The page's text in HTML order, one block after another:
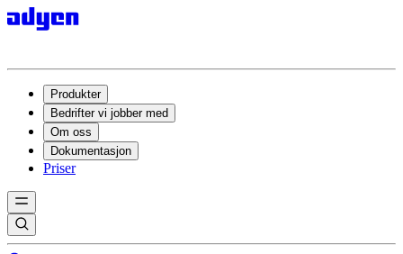
Produkter
Bedrifter vi jobber med
Om oss
Dokumentasjon
Priser